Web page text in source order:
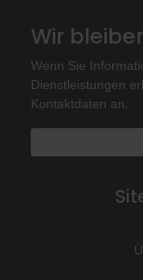
Wir
Wenn Sie
Dienstleistungen
Kontaktdaten an.